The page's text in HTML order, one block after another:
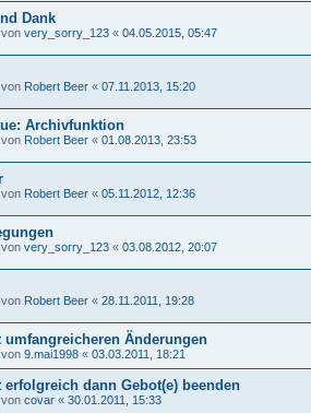
Dank
very_sorry_123 « 04.05.2015, 05:47
Robert Beer « 07.11.2013, 15:20
Archivfunktion
Robert Beer « 01.08.2013, 23:53
Robert Beer « 05.11.2012, 12:36
very_sorry_123 « 03.08.2012, 20:07
Robert Beer « 28.11.2011, 19:28
umfangreicheren Änderungen
9.mai1998 « 03.03.2011, 18:21
erfolgreich dann Gebot(e) beenden
covar « 30.01.2011, 15:33